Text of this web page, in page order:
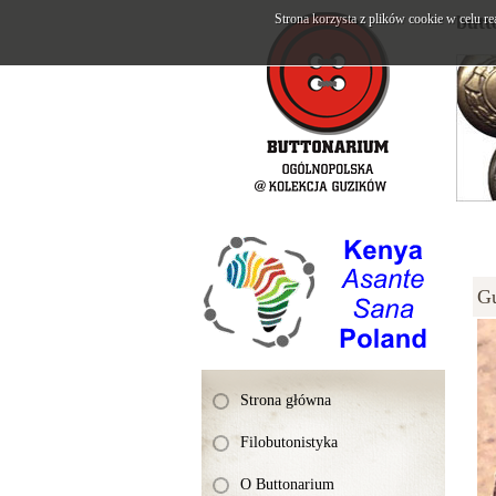
Strona główna
Filobutonistyka
O Buttonarium
Strona korzysta z plików cookie w celu